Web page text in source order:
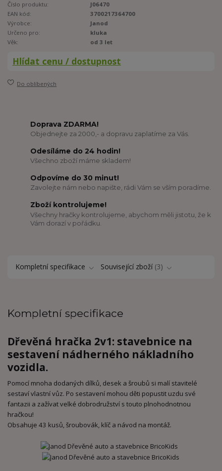
Číslo produktu:
J06470
EAN kód:
3700217364700
Výrobce:
Janod
Určeno pro:
kluka
Věk:
od 3 let
Hlídat cenu / dostupnost
Do oblíbených
Doprava ZDARMA!
Objednejte za 2000,- a dopravu zaplatíme za Vás.
Odesíláme do 24 hodin!
Všechno zboží máme skladem!
Odpovíme do 30 minut!
Zavolejte nám nebo napište, rádi Vám se vším poradíme.
Zboží kontrolujeme!
Všechny hračky kontrolujeme, abychom měli jistotu, že k
Vám dorazí v pořádku.
Kompletní specifikace Související zboží 3
Kompletní specifikace
Dřevěná hračka 2v1: stavebnice na
sestavení nádherného nákladního
vozidla.
Pomocí mnoha dodaných dílků, desek a šroubů si malí stavitelé
sestaví vlastní vůz. Po sestavení mohou děti popustit uzdu své
fantazii a zažívat velké dobrodružství s touto plnohodnotnou
hračkou!
Obsahuje 43 kusů, šroubovák, klíč a návod na montáž.